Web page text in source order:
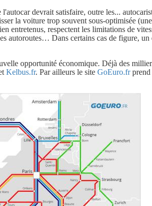
devrait satisfaire, outre les...
la voiture trop souvent sous-optimisée
entretenus, respectent les limitations de
autoroutes… Dans certains cas de figure,
opportunité économique. Déjà des
Kelbus.fr. Par ailleurs le site GoEuro.frprend